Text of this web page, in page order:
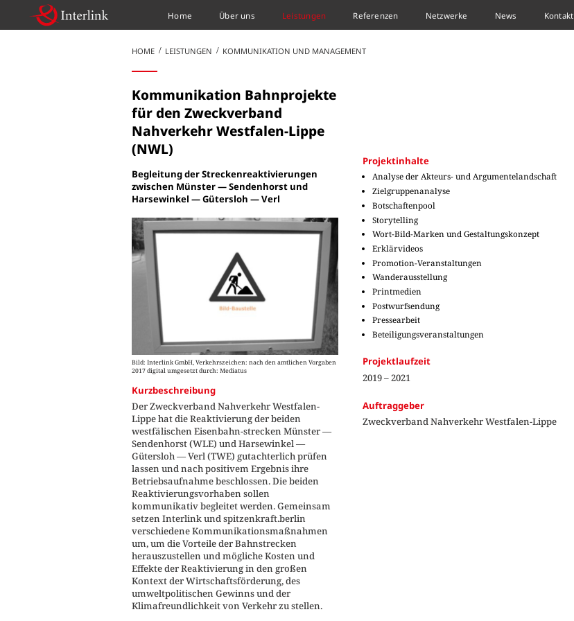
Home Über uns Leistungen Referenzen Netzwerke News Kontakt
HOME LEISTUNGEN KOMMUNIKATION UND MANAGEMENT
Kommunikation Bahnprojekte
für den Zweckverband
Nahverkehr Westfalen-Lippe
(NWL)
Begleitung der Streckenreaktivierungen
zwischen Münster — Sendenhorst und
Harsewinkel — Gütersloh — Verl
Bild: Interlink GmbH, Verkehrszeichen: nach den amtlichen Vorgaben
2017 digital umgesetzt durch: Mediatus
Kurzbeschreibung
Der Zweckverband Nahverkehr Westfalen-
Lippe hat die Reaktivierung der beiden
westfälischen Eisenbahn-strecken Münster —
Sendenhorst (WLE) und Harsewinkel —
Gütersloh — Verl (TWE) gutachterlich prüfen
lassen und nach positivem Ergebnis ihre
Betriebsaufnahme beschlossen. Die beiden
Reaktivierungsvorhaben sollen
kommunikativ begleitet werden. Gemeinsam
setzen Interlink und spitzenkraft.berlin
verschiedene Kommunikationsmaßnahmen
um, um die Vorteile der Bahnstrecken
herauszustellen und mögliche Kosten und
Effekte der Reaktivierung in den großen
Kontext der Wirtschaftsförderung, des
umweltpolitischen Gewinns und der
Klimafreundlichkeit von Verkehr zu stellen.
Projektinhalte
Analyse der Akteurs- und Argumentelandschaft
Zielgruppenanalyse
Botschaftenpool
Storytelling
Wort-Bild-Marken und Gestaltungskonzept
Erklärvideos
Promotion-Veranstaltungen
Wanderausstellung
Printmedien
Postwurfsendung
Pressearbeit
Beteiligungsveranstaltungen
Projektlaufzeit
2019 – 2021
Auftraggeber
Zweckverband Nahverkehr Westfalen-Lippe